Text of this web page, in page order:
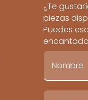
¿Te
piezas
Puedes